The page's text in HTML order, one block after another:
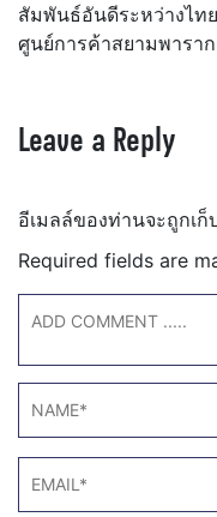
สัมพันธ์อันดีระหว่างไ
ศูนย์การค้าสยามพารา
Leave a Reply
อีเมลล์ของท่านจะถูกเก็
Required fields are